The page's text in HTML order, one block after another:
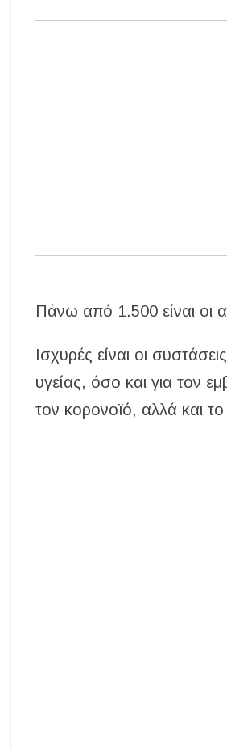
Πάνω από 1.500 είναι οι
Ισχυρές είναι οι
υγείας, όσο και για τον
τον κορονοϊό, αλλά και